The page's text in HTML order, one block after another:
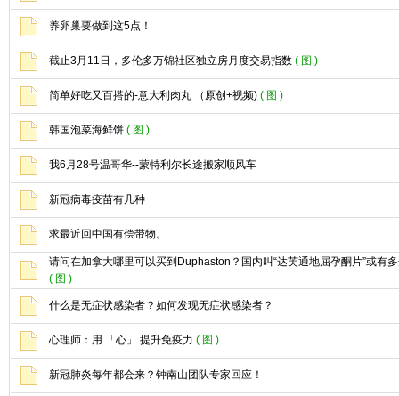
养卵巢要做到这5点！
截止3月11日，多伦多万锦社区独立房月度交易指数 ( 图 )
简单好吃又百搭的-意大利肉丸 （原创+视频) ( 图 )
韩国泡菜海鲜饼 ( 图 )
我6月28号温哥华--蒙特利尔长途搬家顺风车
新冠病毒疫苗有几种
求最近回中国有偿带物。
请问在加拿大哪里可以买到Duphaston？国内叫“达芙通地屈孕酮片”或有
( 图 )
什么是无症状感染者？如何发现无症状感染者？
心理师：用 「心」 提升免疫力 ( 图 )
新冠肺炎每年都会来？钟南山团队专家回应！